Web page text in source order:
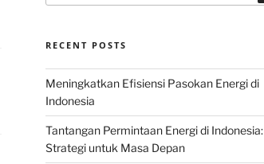
RECENT POSTS
Meningkatkan Efisiensi Pasokan Energi di
Indonesia
Tantangan Permintaan Energi di Indonesia:
Strategi untuk Masa Depan